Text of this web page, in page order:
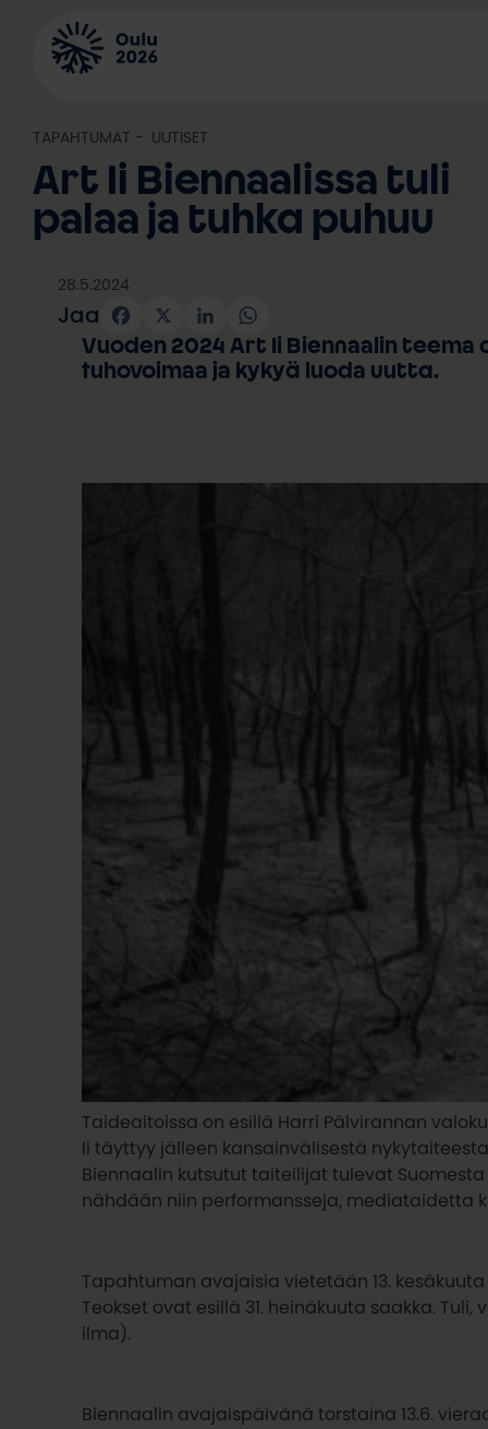
sisältöön
TAPAHTUMAT UUTISET
Art Ii Biennaalissa tuli
palaa ja tuhka puhuu
28.5.2024
Jaa Facebook
X LinkedInWhatsApp
Vuoden 2024 Art Ii Biennaalin
tuhovoimaa ja kykyä luoda uutta.
Taideaitoissa on esillä Harri Pälvirannan
Ii täyttyy jälleen kansainvälisestä
Biennaalin kutsutut taiteilijat tulevat
nähdään niin performansseja, mediataidetta
Tapahtuman avajaisia vietetään 13.
Teokset ovat esillä 31. heinäkuuta saakka.
ilma).
Biennaalin avajaispäivänä torstaina 13.6.